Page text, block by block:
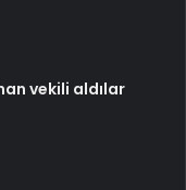
vekili aldılar